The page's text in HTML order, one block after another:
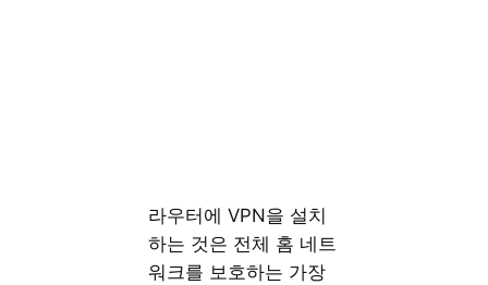
라우터에 VPN을 설치
하는 것은 전체 홈 네트
워크를 보호하는 가장